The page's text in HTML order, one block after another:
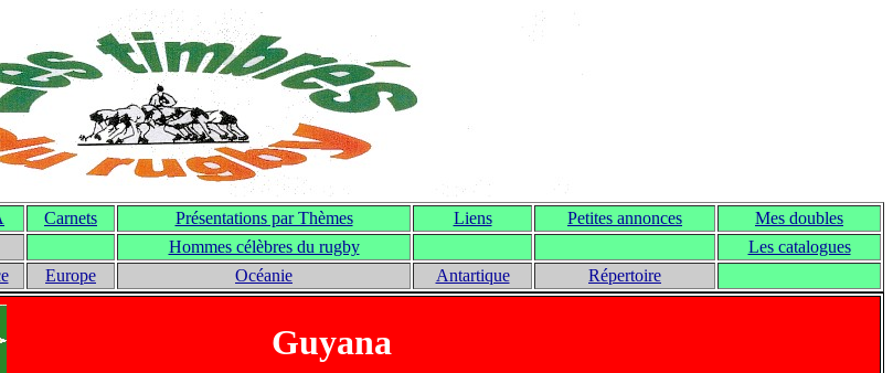
Carnets Présentations par Thèmes Liens Petites annonces
Mes doubles
Hommes célèbres du rugby
Les catalogues
Europe Océanie Antartique
Répertoire
Guyana